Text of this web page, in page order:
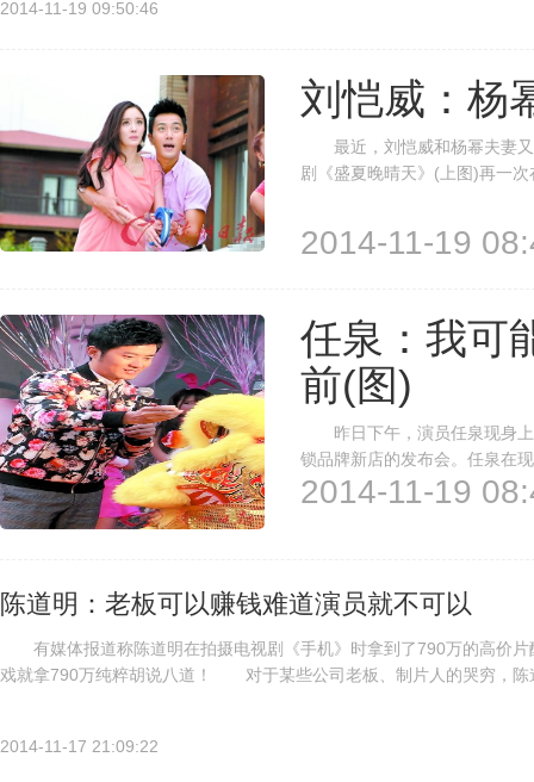
2014-11-19 09:50:46
刘恺威：杨
最近，刘恺威和杨幂夫妻又
剧《盛夏晚晴天》(上图)再一
2014-11-19
任泉：我可
前(图)
昨日下午，演员任泉现身上
锁品牌新店的发布会。任泉在
同创业，当时我们只用了5分
2014-11-19
陈道明：老板可以赚钱难道演员就不可以
有媒体报道称陈道明在拍摄电视剧《手机》时拿到了790万的高价片
戏就拿790万纯粹胡说八道！ 对于某些公司老板、制片人的哭穷，陈
2014-11-17 21:09:22